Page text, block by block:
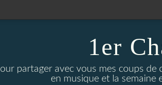
1er
partager avec vous mes coups
en musique et la semaine